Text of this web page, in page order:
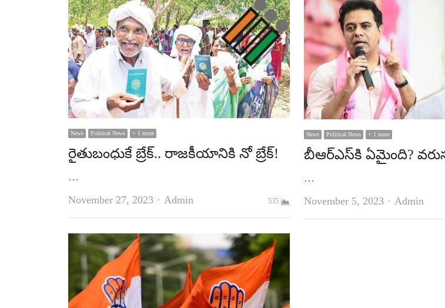
News Political News + 1 more
రైతుబంధుకే బ్రేక్‌.. రాజకీయానికి నో బ్రేక్‌!
…
November 27, 2023
Author
Admin 535
News Political News + 1 more
బీఆర్‌ఎస్‌కి ఏమైంది?
…
November 5, 2023
Author
Admin